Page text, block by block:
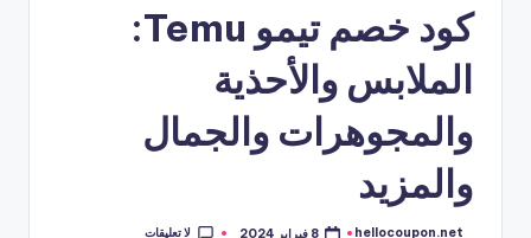
كود خصم تيمو Temu:
الملابس والأحذية
والمجوهرات والجمال
والمزيد
hellocoupon.net 8 فبراير 2024 لا تعليقات